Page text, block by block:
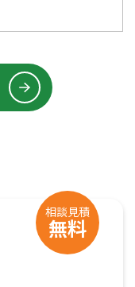
相談見積
無料